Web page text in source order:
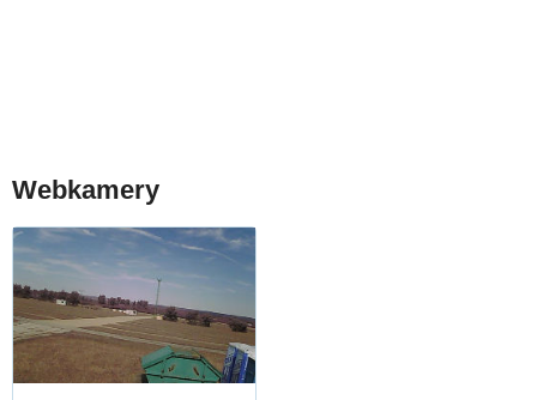
Webkamery